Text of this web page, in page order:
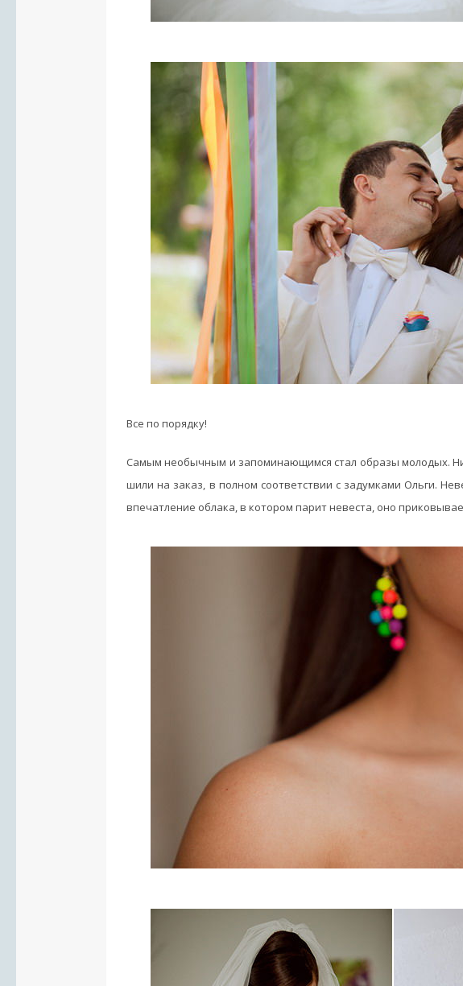
Все по порядку!
Самым необычным и запоминающимся стал образы молодых.
шили на заказ, в полном соответствии с задумками Ольги.
впечатление облака, в котором парит невеста, оно